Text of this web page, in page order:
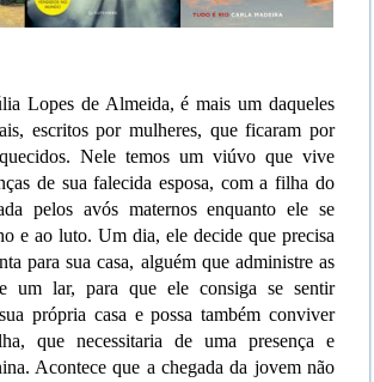
Lopes de Almeida, é mais um daqueles
escritos por mulheres, que ficaram por
Nele temos um viúvo que vive
de sua falecida esposa, com a filha do
pelos avós maternos enquanto ele se
e ao luto. Um dia, ele decide que precisa
para sua casa, alguém que administre as
um lar, para que ele consiga se sentir
própria casa e possa também conviver
que necessitaria de uma presença e
Acontece que a chegada da jovem não